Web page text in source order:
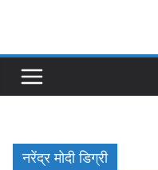
नरेंद्र मोदी डिग्री